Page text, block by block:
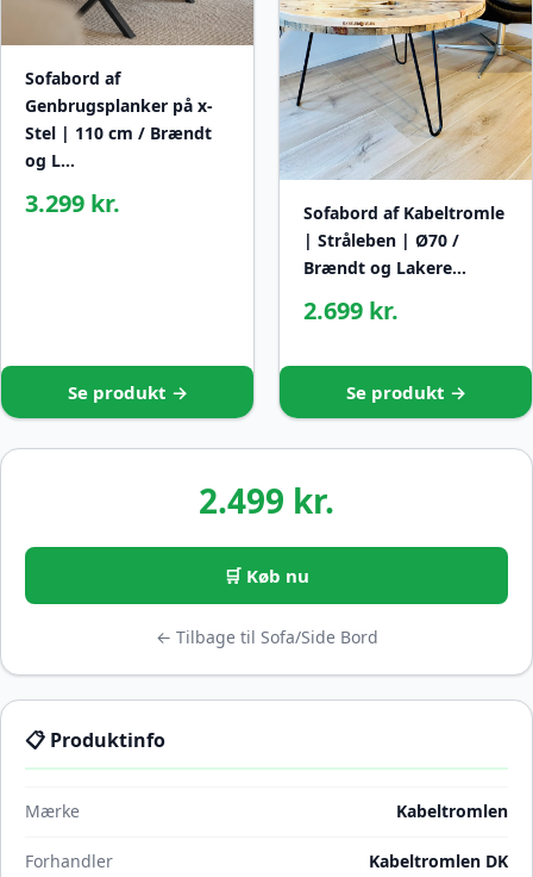
Sofabord af
Genbrugsplanker på x-
Stel | 110 cm / Brændt
og L…
3.299 kr.
Se produkt →
Sofabord af Kabeltromle
| Stråleben | Ø70 /
Brændt og Lakere…
2.699 kr.
Se produkt →
2.499 kr.
🛒 Køb nu
← Tilbage til Sofa/Side Bord
📋 Produktinfo
Mærke Kabeltromlen
Forhandler Kabeltromlen DK